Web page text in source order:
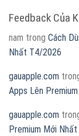
Feedback Của
nam trong Cách
Nhất T4/2026
gauapple.com
Apps Lên Premium
gauapple.com
Premium Mới